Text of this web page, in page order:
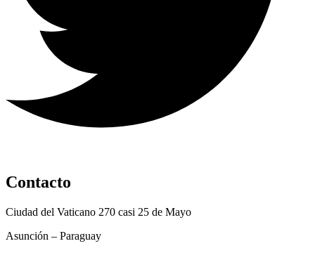
Contacto
Ciudad del Vaticano 270 casi 25 de Mayo
Asunción – Paraguay